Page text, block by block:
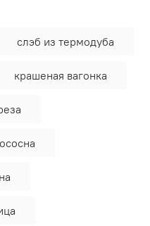
слэб из термодуба
крашеная вагонка